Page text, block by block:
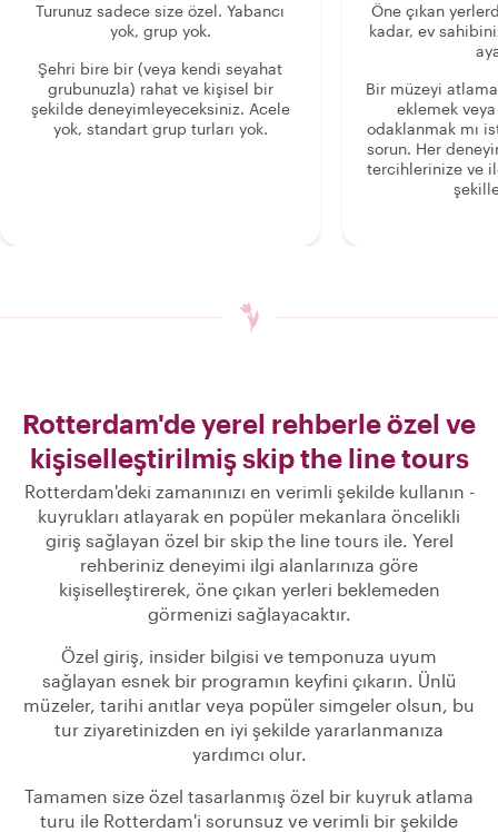
Turunuz sadece size özel. Yabancı
yok, grup yok.
Şehri bire bir (veya kendi seyahat
grubunuzla) rahat ve kişisel bir
şekilde deneyimleyeceksiniz. Acele
yok, standart grup turları yok.
Öne çıkan
kadar, ev
Bir müzeyi
eklemek
odaklanmak mı
sorun. Her
tercihlerinize ve
Rotterdam'de yerel rehberle özel ve
kişiselleştirilmiş skip the line tours
Rotterdam'deki zamanınızı en verimli şekilde kullanın -
kuyrukları atlayarak en popüler mekanlara öncelikli
giriş sağlayan özel bir skip the line tours ile. Yerel
rehberiniz deneyimi ilgi alanlarınıza göre
kişiselleştirerek, öne çıkan yerleri beklemeden
görmenizi sağlayacaktır.
Özel giriş, insider bilgisi ve temponuza uyum
sağlayan esnek bir programın keyfini çıkarın. Ünlü
müzeler, tarihi anıtlar veya popüler simgeler olsun, bu
tur ziyaretinizden en iyi şekilde yararlanmanıza
yardımcı olur.
Tamamen size özel tasarlanmış özel bir kuyruk atlama
turu ile Rotterdam'i sorunsuz ve verimli bir şekilde